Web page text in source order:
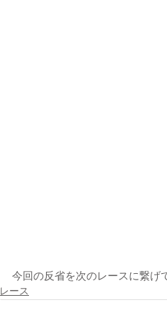
今回の反省を次のレースに繋げ
レース